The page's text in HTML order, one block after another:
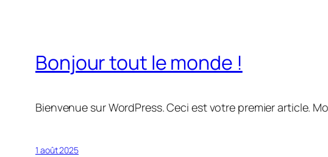
Bonjour tout le monde !
Bienvenue sur WordPress. Ceci est votre premier article.
1 août 2025